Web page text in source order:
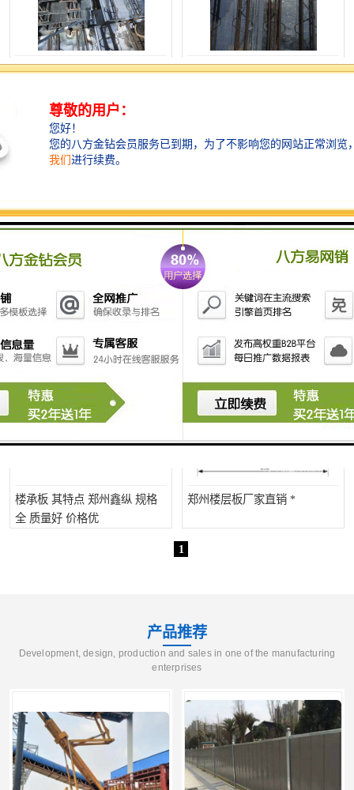
钢楼承板 厂家直销 *专业定制 钢承板 厂家直销 *专业定制
楼层板 厂家直销 *专业定制
楼承板 其特点 郑州鑫纵 规格
全 质量好 价格优
郑州楼层板厂家直销 *
1
产品推荐
Development, design, production and sales in one of the manufacturing
enterprises